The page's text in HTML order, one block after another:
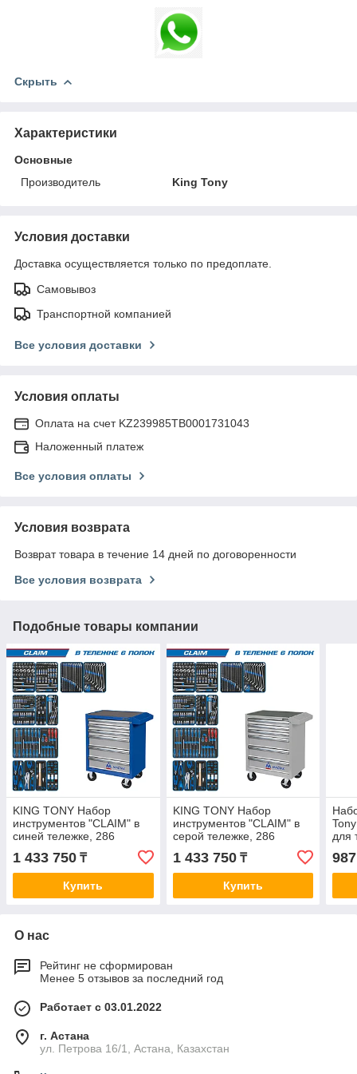
Скрыть
Характеристики
Основные
Производитель
King Tony
Условия доставки
Доставка осуществляется только по предоплате.
Самовывоз
Транспортной компанией
Все условия доставки
Условия оплаты
Оплата на счет KZ239985TB0001731043
Наложенный платеж
Все условия оплаты
Условия возврата
Возврат товара в течение 14 дней по договоренности
Все условия возврата
Подобные товары компании
KING TONY Набор
инструментов "CLAIM" в
синей тележке, 286
934-286AMB
1 433 750 ₸
Купить
KING TONY Набор
инструментов "CLAIM" в
серой тележке, 286
934-286AMG
1 433 750₸
Купить
для
О нас
Рейтинг не сформирован
Менее 5 отзывов за последний год
Работает с 03.01.2022
г. Астана
ул. Петрова 16/1, Астана, Казахстан